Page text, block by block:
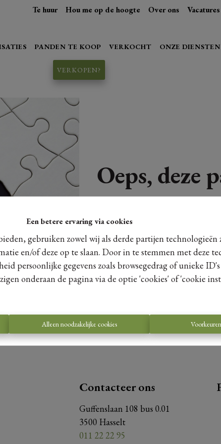
Een betere ervaring via cookies
gebruiken zowel wij als derde partijen technologieën
en/of deze op te slaan. Door in te stemmen met deze
persoonlijke gegevens zoals browsegedrag of unieke
onderaan de pagina via de optie 'cookies' of 'cookie
Alleen noodzakelijke cookies
Te huur Hou me op de hoogte Over ons Vacatures
PANDEN TE KOOP VERKOCHT ONZE DIENSTEN
VERKOPEN?
Oeps, deze
Te koop
Contacteer ons
Guffenslaan 108 bus 0.01
3500 Hasselt
011 22 22 95